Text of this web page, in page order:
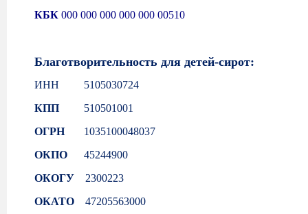
КБК 000 000 000 000 000 00510
Благотворительность для детей-сирот:
ИНН 5105030724
КПП 510501001
ОГРН 1035100048037
ОКПО
45244900
ОКОГУ 2300223
ОКАТО 47205563000